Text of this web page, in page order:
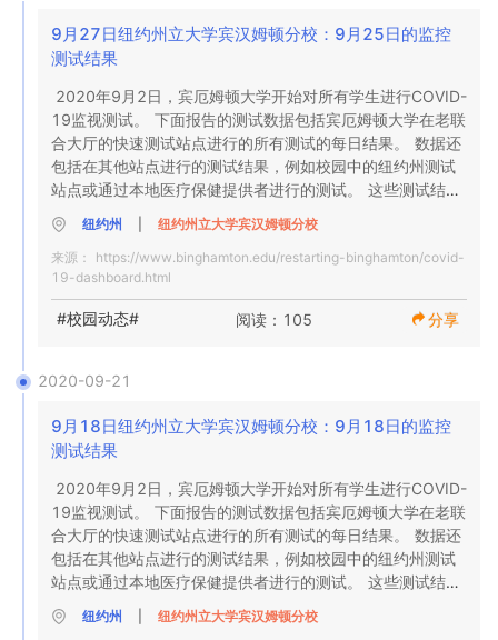
0
阳性
全面测试
阳性
.7％
阳性概率
99.3％
监视测试结果（9月2日以来的累积值）
来自校园内监视COVID-19测试站点的累积结果。
全面测试
46
正面测试
0.86％
阳性测试百分比
纽约州高等教育阈值措施
9月26日期间，来自所有测试来源的来自校园的学生，教师
9月27日纽约州立大学宾汉姆顿分校：9月25日的监控
测试结果
2020年9月2日，宾厄姆顿大学开始对所有学生进行COVID-
19监视测试。 下面报告的测试数据包括宾厄姆顿大学在老联
合大厅的快速测试站点进行的所有测试的每日结果。 数据还
包括在其他站点进行的测试结果，例如校园中的纽约州测试
站点或通过本地医疗保健提供者进行的测试。 这些测试结果
将在收到结果的当天添加到总数中。
9月27日上午9:30更新
9月25日的监控测试结果
我们校园内监控COVID-19网站的每日结果，周一至周五进
全面测试
阳性
1.1％
阳性概率
98.9％
纽约州
纽约州立大学宾汉姆顿分校
来源： https://www.binghamton.edu/restarting-binghamton/covid-
19-dashboard.html
#校园动态# 阅读：105 分享
2020-09-21
9月18日纽约州立大学宾汉姆顿分校：9月18日的监控
测试结果
2020年9月2日，宾厄姆顿大学开始对所有学生进行COVID-
19监视测试。 下面报告的测试数据包括宾厄姆顿大学在老联
合大厅的快速测试站点进行的所有测试的每日结果。 数据还
包括在其他站点进行的测试结果，例如校园中的纽约州测试
站点或通过本地医疗保健提供者进行的测试。 这些测试结果
将在收到结果的当天添加到总数中。
纽约州
纽约州立大学宾汉姆顿分校